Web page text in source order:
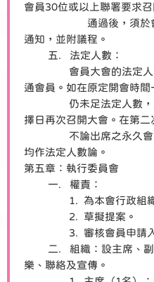
會員30位或以上聯署要求
通過後，須於會議
通知，並附議程。
五. 法定人數：
會員大會的法定人數
通會員。如在原定開會時間
仍未足法定人數，主
擇日再次召開大會。在第二
不論出席之永久會員
均作法定人數論。
第五章：執行委員會
一. 權責：
1. 為本會行政組織，
2. 草擬提案。
3. 審核會員申請入會
二. 組織：設主席、副
樂、聯絡及宣傳。